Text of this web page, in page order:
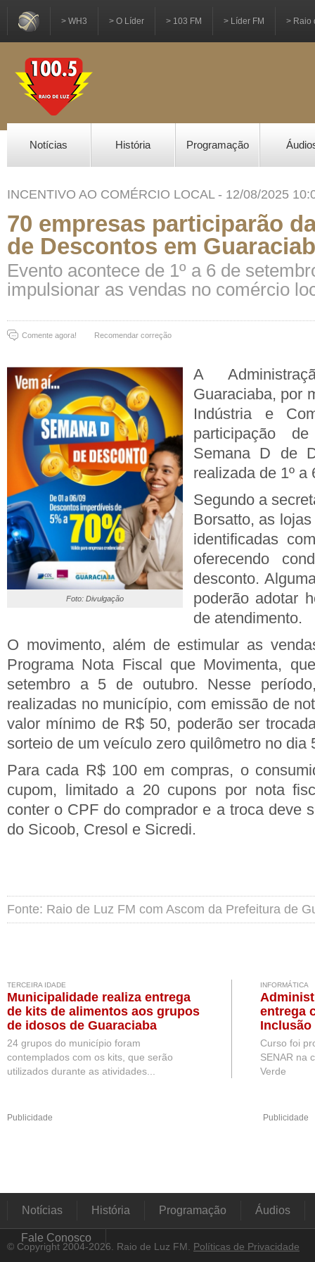
> WH3 > O Líder > 103 FM > Líder FM > Raio
Notícias História Programação
INCENTIVO AO COMÉRCIO LOCAL - 12/08/2025
70 empresas participarão
de Descontos em
Evento acontece de 1º a 6 de
impulsionar as vendas no comércio
Comente agora! Recomendar correção
Foto: Divulgação
A
Guaraciaba, por
Indústria e
participação
Semana D de
realizada de 1º a
Segundo a
Borsatto, as
identificadas
oferecendo
desconto.
poderão adotar
de atendimento.
O movimento, além de estimular as
Programa Nota Fiscal que Movimenta,
setembro a 5 de outubro. Nesse
realizadas no município, com emissão de
valor mínimo de R$ 50, poderão ser
sorteio de um veículo zero quilômetro no dia
Para cada R$ 100 em compras, o
cupom, limitado a 20 cupons por nota
conter o CPF do comprador e a troca deve
do Sicoob, Cresol e Sicredi.
Fonte: Raio de Luz FM com Ascom da Prefeitura de
TERCEIRA IDADE
Municipalidade realiza entrega
de kits de alimentos aos grupos
de idosos de Guaraciaba
24 grupos do município foram
contemplados com os kits, que serão
utilizados durante as atividades...
INFORMÁTICA
entrega
Inclusão
Curso foi
SENAR na
Verde
Publicidade Publicidade
Notícias História Programação Áudios
Fale Conosco
© Copyright 2004-2026. Raio de Luz FM. Políticas de Privacidade